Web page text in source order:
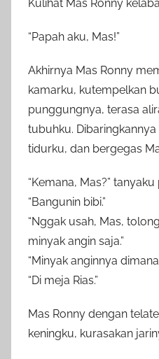
Kulihat Mas Ronny
“Papah aku, Mas!”
Akhirnya Mas Ronny
kamarku, kutempelkan
punggungnya, terasa
tubuhku.
tidurku, dan bergegas
“Kemana, Mas?”
“Bangunin bibi.”
“Nggak usah, Mas,
minyak angin saja.”
“Minyak anginnya
“Di meja Rias.”
Mas Ronny dengan
keningku, kurasakan